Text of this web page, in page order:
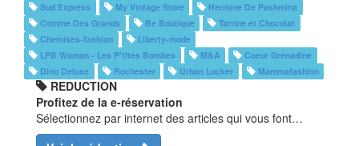
Sud Express My Vintage Store
Hermine De Pashmina
Comme Des Grands
Be Boutique
Tartine et Chocolat
Chemises-fashion
Liberty-mode
LPB Woman - Les P'tites Bombes
M&A
Coeur Grenadine
Dino Deluxe
Rochester Urban Locker Mammafashion
REDUCTION
Profitez de la e-réservation
Sélectionnez par internet des articles qui vous font…